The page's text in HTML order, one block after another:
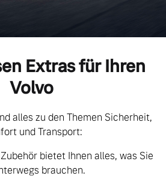
Extras für Ihren
Volvo
alles zu den Themen Sicherheit,
und Transport:
bietet Ihnen alles, was Sie
brauchen.